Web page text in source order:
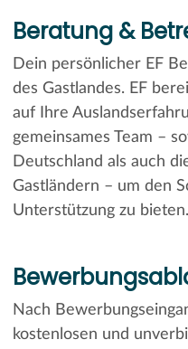
Beratung &
Dein persönlicher EF
des Gastlandes. EF
auf Ihre
gemeinsames Team –
Deutschland als auch
Gastländern – um den
Unterstützung zu bieten.
Nach
kostenlosen und